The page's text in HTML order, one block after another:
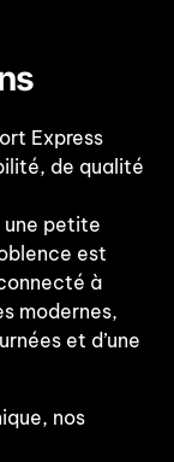
Express
de qualité
une petite
est
à
modernes,
et d’une
nos